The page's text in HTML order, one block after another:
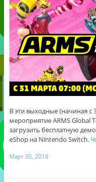
В эти выходные (начиная с
мероприятие ARMS Global
загрузить бесплатную
eShop на Nintendo Switch.
Март 30, 2018